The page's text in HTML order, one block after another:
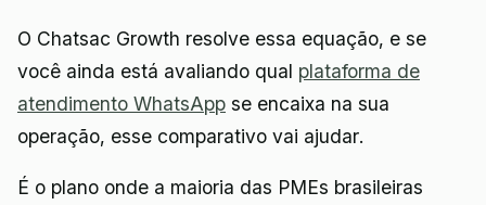
O Chatsac Growth resolve essa equação, e se
você ainda está avaliando qual plataforma de
atendimento WhatsApp se encaixa na sua
operação, esse comparativo vai ajudar.
É o plano onde a maioria das PMEs brasileiras